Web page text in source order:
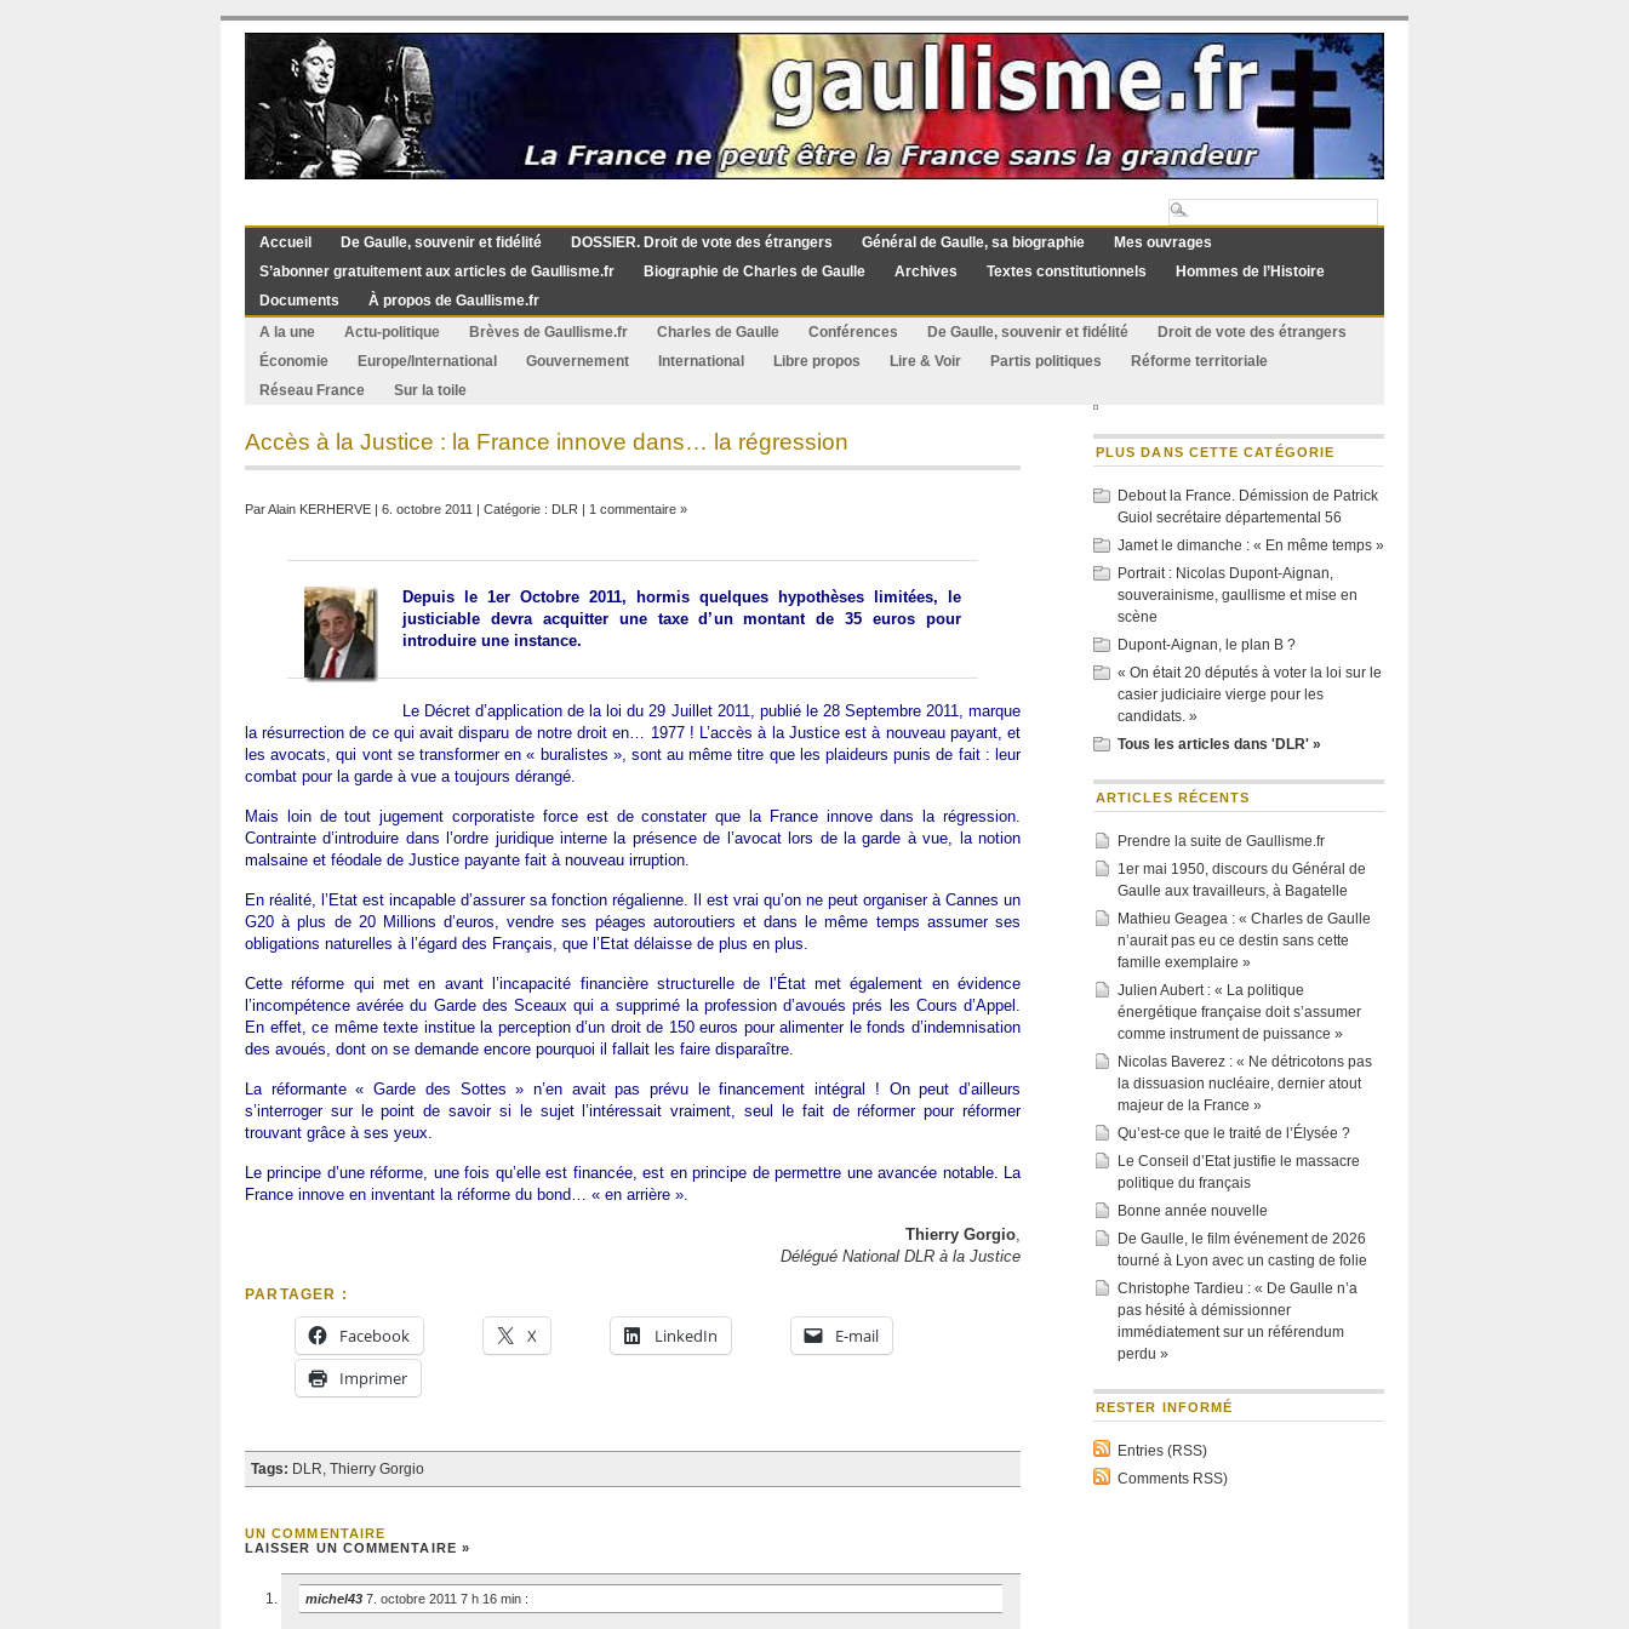
Accueil De Gaulle, souvenir et fidélité DOSSIER. Droit de vote des étrangers Général de Gaulle, sa biographie
Mes ouvrages
S’abonner gratuitement aux articles de Gaullisme.fr
Biographie de Charles de Gaulle Archives Textes constitutionnels
Hommes de l’Histoire
Documents
À propos de Gaullisme.fr
A la une
Actu-politique Brèves de Gaullisme.fr Charles de Gaulle Conférences De Gaulle, souvenir et fidélité
Droit de vote des étrangers
Économie
Europe/International Gouvernement International Libre propos Lire & Voir Partis politiques
Réforme territoriale
Réseau France
Sur la toile
Accès à la Justice : la France innove dans… la régression
ParAlain KERHERVE | 6. octobre 2011 | Catégorie : DLR | 1 commentaire »
Depuis le 1er Octobre 2011, hormis quelques hypothèses limitées, le
justiciable devra acquitter une taxe d’un montant de 35 euros pour
introduire une instance.
Le Décret d’application de la loi du 29 Juillet 2011, publié le 28 Septembre 2011, marque
la résurrection de ce qui avait disparu de notre droit en… 1977 ! L’accès à la Justice est à nouveau payant, et
les avocats, qui vont se transformer en « buralistes », sont au même titre que les plaideurs punis de fait : leur
combat pour la garde à vue a toujours dérangé.
Mais loin de tout jugement corporatiste force est de constater que la France innove dans la régression.
Contrainte d’introduire dans l’ordre juridique interne la présence de l’avocat lors de la garde à vue, la notion
malsaine et féodale de Justice payante fait à nouveau irruption.
En réalité, l’Etat est incapable d’assurer sa fonction régalienne. Il est vrai qu’on ne peut organiser à Cannes un
G20 à plus de 20 Millions d’euros, vendre ses péages autoroutiers et dans le même temps assumer ses
obligations naturelles à l’égard des Français, que l’Etat délaisse de plus en plus.
Cette réforme qui met en avant l’incapacité financière structurelle de l’État met également en évidence
l’incompétence avérée du Garde des Sceaux qui a supprimé la profession d’avoués prés les Cours d’Appel.
En effet, ce même texte institue la perception d’un droit de 150 euros pour alimenter le fonds d’indemnisation
des avoués, dont on se demande encore pourquoi il fallait les faire disparaître.
La réformante « Garde des Sottes » n’en avait pas prévu le financement intégral ! On peut d’ailleurs
s’interroger sur le point de savoir si le sujet l’intéressait vraiment, seul le fait de réformer pour réformer
trouvant grâce à ses yeux.
Le principe d’une réforme, une fois qu’elle est financée, est en principe de permettre une avancée notable. La
France innove en inventant la réforme du bond… « en arrière ».
Thierry Gorgio,
Délégué National DLR à la Justice
PARTAGER :
Facebook X LinkedIn
E-mail
Imprimer
Tags: DLR, Thierry Gorgio
UN COMMENTAIRE
LAISSER UN COMMENTAIRE »
michel43 7. octobre 2011 7 h 16 min :
PLUS DANS CETTE CATÉGORIE
Debout la France. Démission de Patrick
Guiol secrétaire départemental 56
Jamet le dimanche : « En même temps »
Portrait : Nicolas Dupont-Aignan,
souverainisme, gaullisme et mise en
scène
Dupont-Aignan, le plan B ?
« On était 20 députés à voter la loi sur le
casier judiciaire vierge pour les
candidats. »
Tous les articles dans 'DLR' »
ARTICLES RÉCENTS
Prendre la suite de Gaullisme.fr
1er mai 1950, discours du Général de
Gaulle aux travailleurs, à Bagatelle
Mathieu Geagea : « Charles de Gaulle
n’aurait pas eu ce destin sans cette
famille exemplaire »
Julien Aubert : « La politique
énergétique française doit s’assumer
comme instrument de puissance »
Nicolas Baverez : « Ne détricotons pas
la dissuasion nucléaire, dernier atout
majeur de la France »
Qu’est-ce que le traité de l’Élysée ?
Le Conseil d’Etat justifie le massacre
politique du français
Bonne année nouvelle
De Gaulle, le film événement de 2026
tourné à Lyon avec un casting de folie
Christophe Tardieu : « De Gaulle n’a
pas hésité à démissionner
immédiatement sur un référendum
perdu »
RESTER INFORMÉ
Entries (RSS)
Comments RSS)